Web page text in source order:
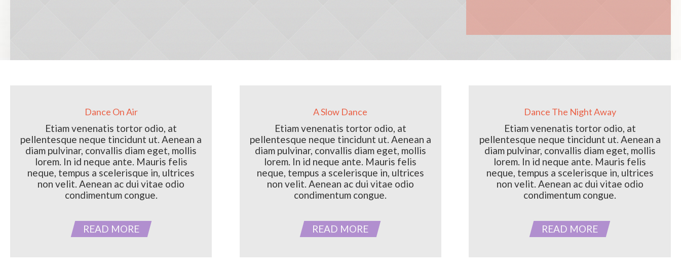
Dance On Air
Etiam venenatis tortor odio, at
pellentesque neque tincidunt ut. Aenean a
diam pulvinar, convallis diam eget, mollis
lorem. In id neque ante. Mauris felis
neque, tempus a scelerisque in, ultrices
non velit. Aenean ac dui vitae odio
condimentum congue.
READ MORE
A Slow Dance
Etiam venenatis tortor odio, at
pellentesque neque tincidunt ut. Aenean a
diam pulvinar, convallis diam eget, mollis
lorem. In id neque ante. Mauris felis
neque, tempus a scelerisque in, ultrices
non velit. Aenean ac dui vitae odio
condimentum congue.
READ MORE
Dance The Night Away
Etiam venenatis tortor odio, at
pellentesque neque tincidunt ut. Aenean a
diam pulvinar, convallis diam eget, mollis
lorem. In id neque ante. Mauris felis
neque, tempus a scelerisque in, ultrices
non velit. Aenean ac dui vitae odio
condimentum congue.
READ MORE